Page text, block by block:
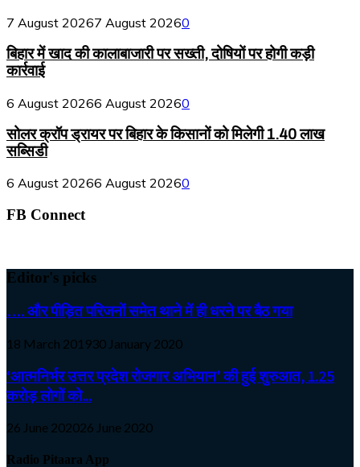
7 August 20267 August 20260
बिहार में खाद की कालाबाजारी पर सख्ती, दोषियों पर होगी कड़ी
कार्रवाई
6 August 20266 August 20260
सोलर क्रॉप ड्रायर पर बिहार के किसानों को मिलेगी 1.40 लाख
सब्सिडी
6 August 20266 August 20260
FB Connect
Editor's picks
…. और पीड़ित परिजनों समेत थाने में ही धरने पर बैठ गया
18 March 201930 January 2020
‘आत्मनिर्भर उत्तर प्रदेश रोजगार अभियान’ की हुई शुरुआत, 1.25
करोड़ लोगों को...
26 June 202026 June 2020
Radio Pitaara App